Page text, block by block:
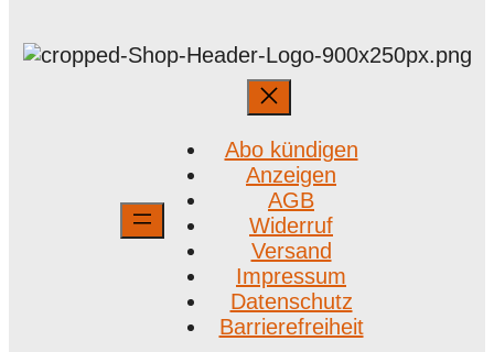
Abo kündigen
Anzeigen
AGB
Widerruf
Versand
Impressum
Datenschutz
Barrierefreiheit